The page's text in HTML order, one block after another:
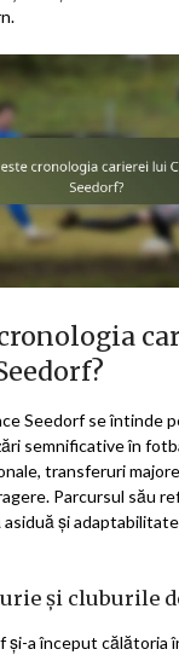
cronologia
Seedorf se întinde
semnificative în
transferuri
Parcursul său
și
și cluburile
și-a început călătoria